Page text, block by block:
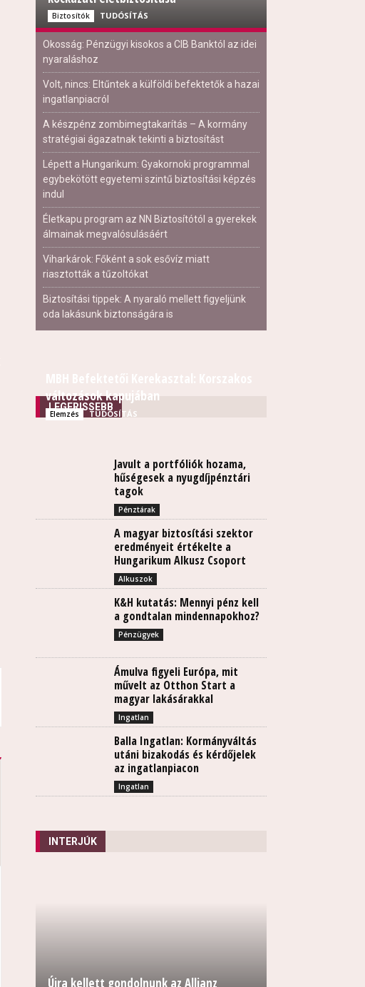
Biztosítók TUDÓSÍTÁS
Okosság: Pénzügyi kisokos a CIB Banktól az idei
nyaraláshoz
Volt, nincs: Eltűntek a külföldi befektetők a hazai
ingatlanpiacról
A készpénz zombimegtakarítás – A kormány
stratégiai ágazatnak tekinti a biztosítást
Lépett a Hungarikum: Gyakornoki programmal
egybekötött egyetemi szintű biztosítási képzés
indul
Életkapu program az NN Biztosítótól a gyerekek
álmainak megvalósulásáért
Viharkárok: Főként a sok esővíz miatt
riasztották a tűzoltókat
Biztosítási tippek: A nyaraló mellett figyeljünk
oda lakásunk biztonságára is
LEGFRISSEBB
változások kapujában
Elemzés TUDÓSÍTÁS
Javult a portfóliók hozama,
hűségesek a nyugdíjpénztári
tagok
Pénztárak
A magyar biztosítási szektor
eredményeit értékelte a
Hungarikum Alkusz Csoport
Alkuszok
K&H kutatás: Mennyi pénz kell
a gondtalan mindennapokhoz?
Pénzügyek
Ámulva figyeli Európa, mit
művelt az Otthon Start a
magyar lakásárakkal
Ingatlan
Balla Ingatlan: Kormányváltás
utáni bizakodás és kérdőjelek
az ingatlanpiacon
Ingatlan
INTERJÚK
Újra kellett gondolnunk az Allianz